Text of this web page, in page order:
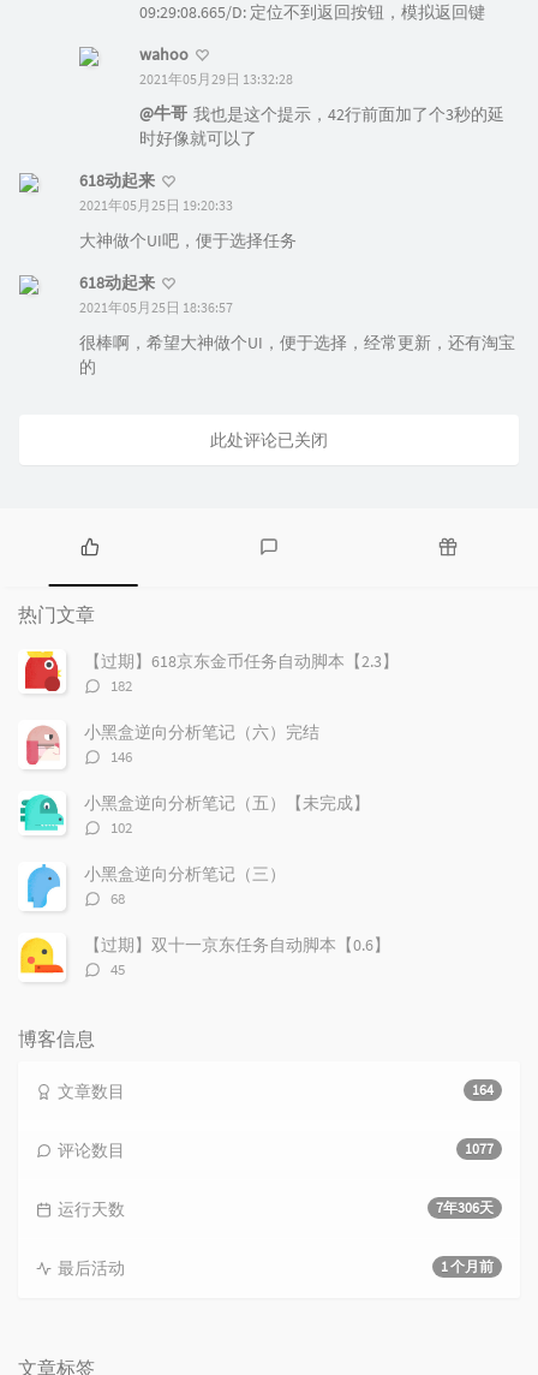
09:29:08.665/D: 定位不到返回按钮，模拟返回键
wahoo
2021年05月29日 13:32:28
@牛哥 我也是这个提示，42行前面加了个3秒的延
时好像就可以了
618动起来
2021年05月25日 19:20:33
大神做个UI吧，便于选择任务
618动起来
2021年05月25日 18:36:57
很棒啊，希望大神做个UI，便于选择，经常更新，还有淘宝
的
此处评论已关闭
热
门
文
章
论
热门文章
【过期】618京东金币任务自动脚本【2.3】
评
数：
182
小黑盒逆向分析笔记（六）完结
评
数：
146
小黑盒逆向分析笔记（五）【未完成】
评
数：
102
小黑盒逆向分析笔记（三）
评
数：
68
【过期】双十一京东任务自动脚本【0.6】
评
45
博客信息
164
文章数目
1077
评论数目
7年306天
运行天数
1 个月前
最后活动
文章标签